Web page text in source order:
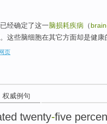
经确定了这一脑损耗疾病 （
这些脑细胞在其它方面却是健康
页
权威例句
twenty-five